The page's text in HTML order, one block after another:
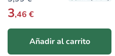
3,46 €
Añadir al carrito